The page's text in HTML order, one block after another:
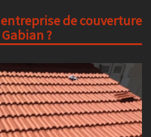
de couverture
?